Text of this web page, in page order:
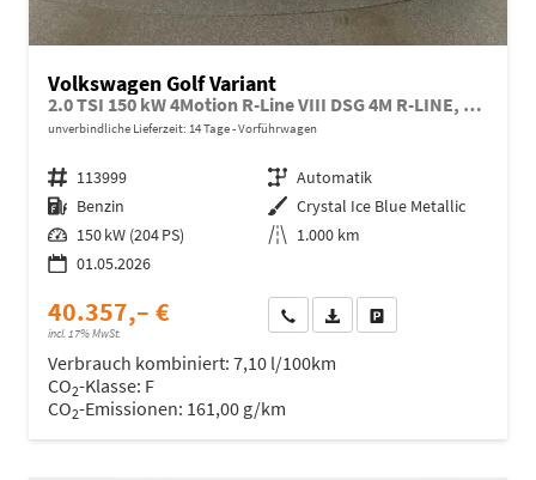
Volkswagen Golf Variant
2.0 TSI 150 kW 4Motion R-Line VIII DSG 4M R-LINE, AHK, easyOpen, LED-Plus, 18-Zoll, 3 J.-Garantie
unverbindliche Lieferzeit: 14 Tage Vorführwagen
Fahrzeugnr. 113999 Getriebe Automatik
Kraftstoff Benzin Außenfarbe Crystal Ice Blue Metallic
Leistung 150 kW (204 PS) Kilometerstand 1.000 km
01.05.2026
40.357,– €
incl. 17% MwSt.
Wir rufen Sie anFahrzeugexposé (PDF)
Verbrauch kombiniert: 7,10 l/100km
CO2-Klasse: F
CO2-Emissionen: 161,00 g/km